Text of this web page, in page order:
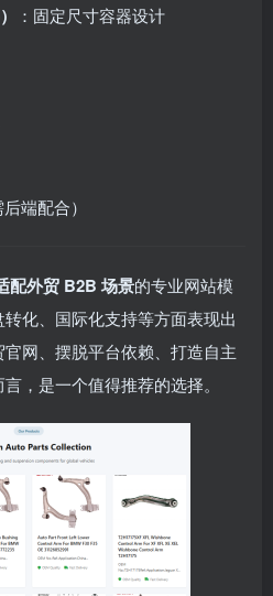
：固定尺寸容器设计
端配合）
配外贸 B2B 场景的专业网站模
化、国际化支持等方面表现出
网、摆脱平台依赖、打造自主
，是一个值得推荐的选择。